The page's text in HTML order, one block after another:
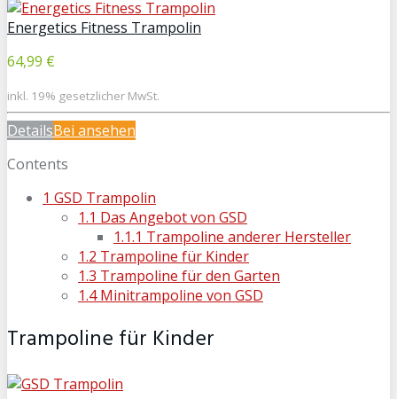
Energetics Fitness Trampolin
64,99 €
inkl. 19% gesetzlicher MwSt.
DetailsBei ansehen
Contents
1 GSD Trampolin
1.1 Das Angebot von GSD
1.1.1 Trampoline anderer Hersteller
1.2 Trampoline für Kinder
1.3 Trampoline für den Garten
1.4Minitrampoline von GSD
Trampoline für Kinder